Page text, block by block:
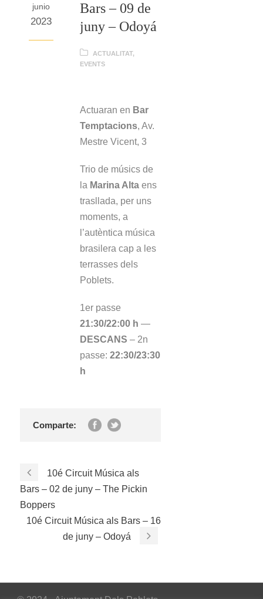
junio
2023
Bars – 09 de
juny – Odoyá
ACTUALITAT,
EVENTS
Actuaran en Bar
Temptacions, Av.
Mestre Vicent, 3
Trio de músics de
la Marina Alta ens
trasllada, per uns
moments, a
l’autèntica música
brasilera cap a les
terrasses dels
Poblets.
1er passe
21:30/22:00 h —
DESCANS – 2n
passe: 22:30/23:30
h
Comparte:
10é Circuit Música als
Bars – 02 de juny – The Pickin
Boppers
10é Circuit Música als Bars – 16
de juny – Odoyá